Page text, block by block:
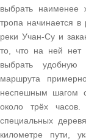
выбрать наименее
тропа начинается
реки Учан-Су и
то, что на ней нет
выбрать удобную
маршрута
неспешным шагом с
около трёх
специальных
километре пути,